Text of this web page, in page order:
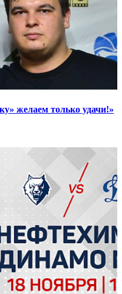
желаем только удачи!»